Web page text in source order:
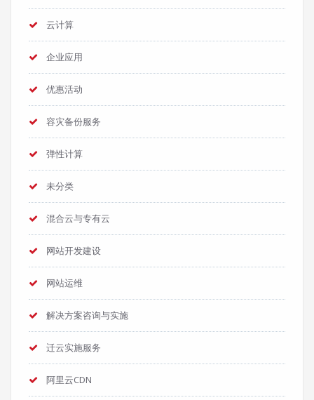
云计算
企业应用
优惠活动
容灾备份服务
弹性计算
未分类
混合云与专有云
网站开发建设
网站运维
解决方案咨询与实施
迁云实施服务
阿里云CDN